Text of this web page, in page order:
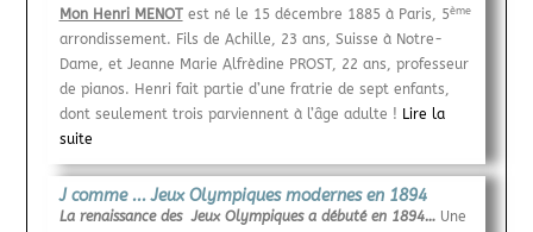
Mon Henri MENOTest né le 15 décembre 1885 à Paris, 5ème
arrondissement. Fils de Achille, 23 ans, Suisse à Notre-
Dame, et Jeanne Marie Alfrèdine PROST, 22 ans, professeur
de pianos. Henri fait partie d’une fratrie de sept enfants,
dont seulement trois parviennent à l’âge adulte ! Lire la
suite
J comme ... Jeux Olympiques modernes en 1894
La renaissance des Jeux Olympiques a débuté en 1894… Une